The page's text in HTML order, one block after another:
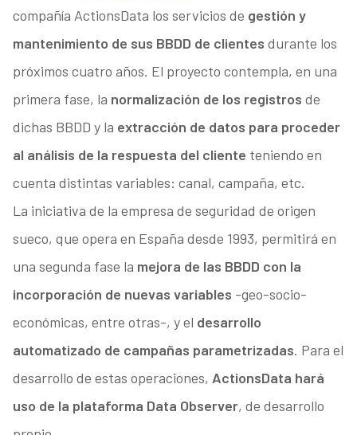
compañía ActionsData los servicios de gestión y
mantenimiento de sus BBDD de clientes durante los
próximos cuatro años. El proyecto contempla, en una
primera fase, la normalización de los registros de
dichas BBDD y la extracción de datos para proceder
al análisis de la respuesta del cliente teniendo en
cuenta distintas variables: canal, campaña, etc.
La iniciativa de la empresa de seguridad de origen
sueco, que opera en España desde 1993, permitirá en
una segunda fase la mejora de las BBDD con la
incorporación de nuevas variables -geo-socio-
económicas, entre otras-, y el desarrollo
automatizado de campañas parametrizadas. Para el
desarrollo de estas operaciones, ActionsData hará
uso de la plataforma Data Observer, de desarrollo